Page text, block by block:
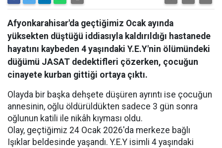
Afyonkarahisar'da geçtiğimiz Ocak ayında
yüksekten düştüğü iddiasıyla kaldırıldığı hastanede
hayatını kaybeden 4 yaşındaki Y.E.Y'nin ölümündeki
düğümü JASAT dedektifleri çözerken, çocuğun
cinayete kurban gittiği ortaya çıktı.
Olayda bir başka dehşete düşüren ayrıntı ise çocuğun
annesinin, oğlu öldürüldükten sadece 3 gün sonra
oğlunun katili ile nikâh kıyması oldu.
Olay, geçtiğimiz 24 Ocak 2026'da merkeze bağlı
Işıklar beldesinde yaşandı. Y.E.Y isimli 4 yaşındaki